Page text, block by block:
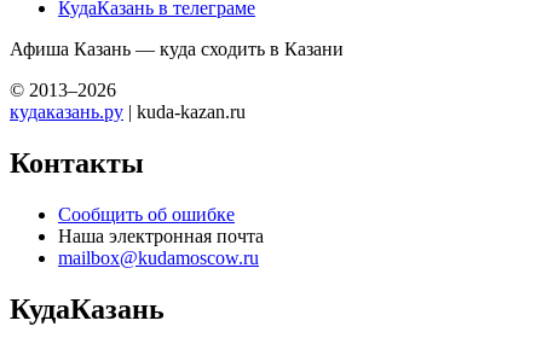
КудаКазань в телеграме
Афиша Казань — куда сходить в Казани
© 2013–2026
кудаказань.ру | kuda-kazan.ru
Контакты
Сообщить об ошибке
Наша электронная почта
mailbox@kudamoscow.ru
КудаКазань